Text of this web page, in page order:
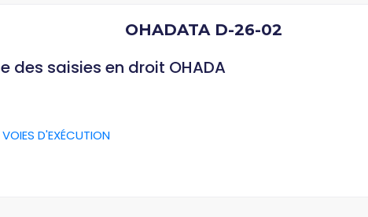
OHADATA D-26-02
des saisies en droit OHADA
D'EXÉCUTION